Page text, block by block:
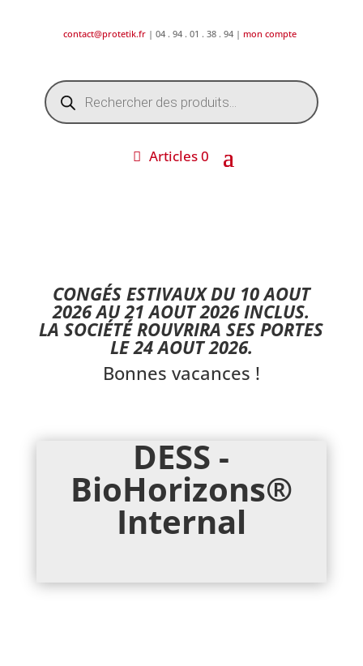
contact@protetik.fr | 04 . 94 . 01 . 38 . 94 | mon compte
Recherche
de
produits
Articles 0
CONGÉS ESTIVAUX DU 10 AOUT
2026 AU 21 AOUT 2026 INCLUS.
LA SOCIÉTÉ ROUVRIRA SES PORTES
LE 24 AOUT 2026.
Bonnes vacances !
DESS -
BioHorizons®
Internal